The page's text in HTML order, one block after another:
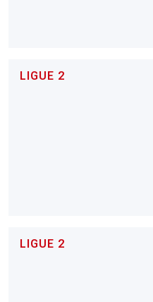
LIGUE 2
LIGUE 2